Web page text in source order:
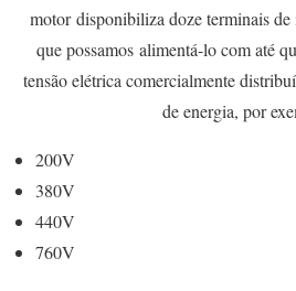
motor disponibiliza doze terminais
que possamos alimentá-lo com até
tensão elétrica comercialmente
de energia, por
200V
380V
440V
760V